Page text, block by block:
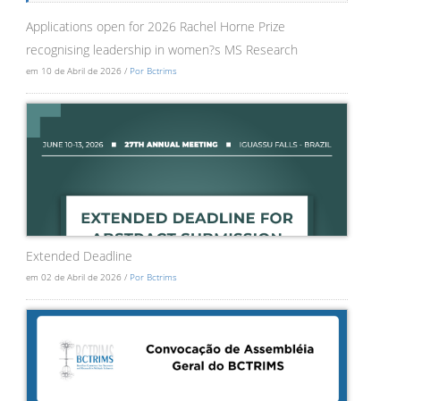
Applications open for 2026 Rachel Horne Prize
recognising leadership in women?s MS Research
em 10 de Abril de 2026 / Por Bctrims
Extended Deadline
em 02 de Abril de 2026 / Por Bctrims